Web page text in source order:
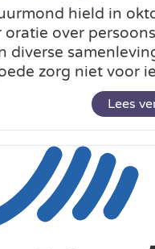
hield in
oratie over
diverse
zorg niet voor
Lees